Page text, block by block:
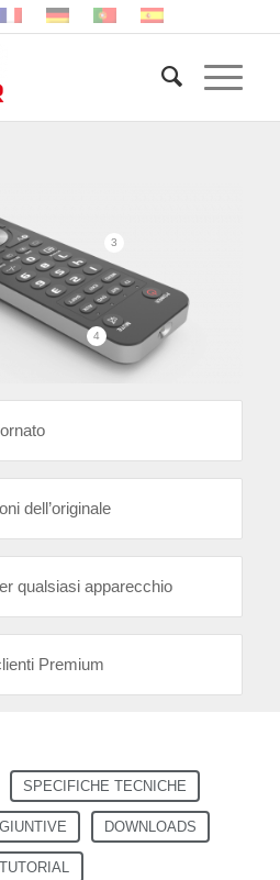
3
4
dell’originale
qualsiasi apparecchio
Premium
SPECIFICHE TECNICHE
DOWNLOADS
TUTORIAL